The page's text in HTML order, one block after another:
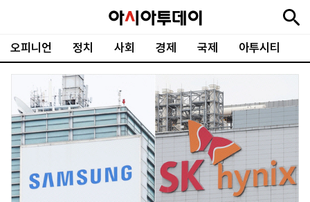
오피니언 정치 사회 경제 국제 아투시티
뉴
스
최
신
속
보
정
치
사
회
경
제
국
제
오
피
니
언
피
플
아
투
시
티
문
화
·
스
포
포
토